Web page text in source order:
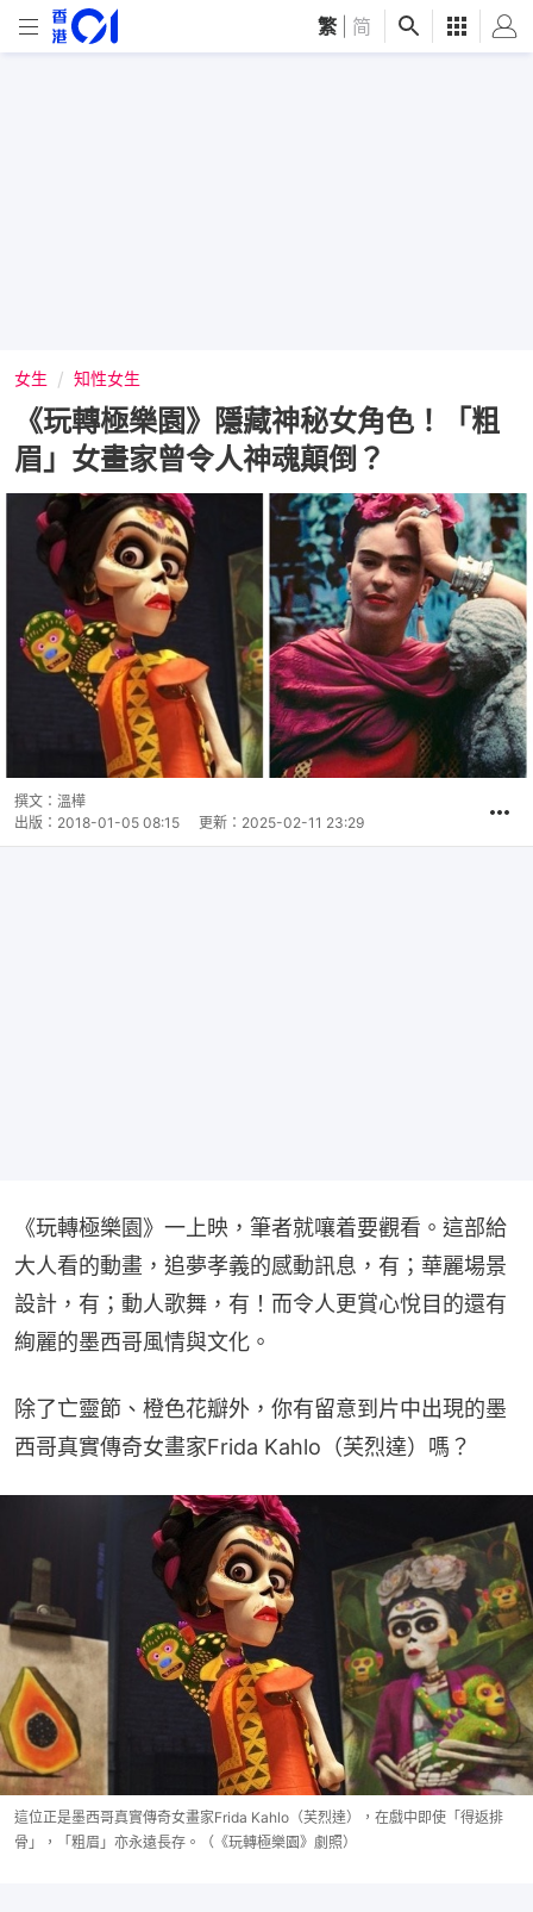
繁 简
女生 知性女生
《玩轉極樂園》隱藏神秘女角色！「粗
眉」女畫家曾令人神魂顛倒？
撰文： 溫樺
出版： 2018-01-05 08:15 更新： 2025-02-11 23:29
《玩轉極樂園》一上映，筆者就嚷着要觀看。這部給
大人看的動畫，追夢孝義的感動訊息，有；華麗場景
設計，有；動人歌舞，有！而令人更賞心悅目的還有
絢麗的墨西哥風情與文化。
除了亡靈節、橙色花瓣外，你有留意到片中出現的墨
西哥真實傳奇女畫家Frida Kahlo（芙烈達）嗎？
這位正是墨西哥真實傳奇女畫家Frida Kahlo（芙烈達），在戲中即使「得返排
骨」，「粗眉」亦永遠長存。（《玩轉極樂園》劇照）